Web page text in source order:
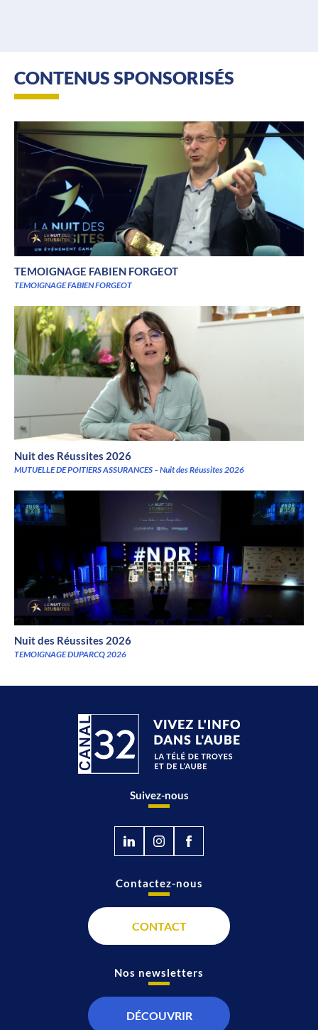
CONTENUS SPONSORISÉS
TEMOIGNAGE FABIEN FORGEOT
TEMOIGNAGE FABIEN FORGEOT
Nuit des Réussites 2026
MUTUELLE DE POITIERS ASSURANCES – Nuit des Réussites 2026
Nuit des Réussites 2026
TEMOIGNAGE DUPARCQ 2026
Suivez-nous
Contactez-nous
CONTACT
Nos newsletters
DÉCOUVRIR